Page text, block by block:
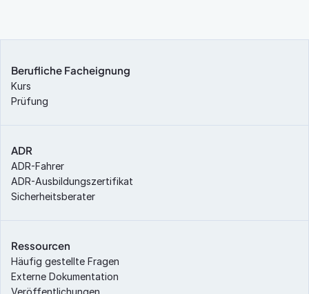
Berufliche Facheignung
Kurs
Prüfung
ADR
ADR-Fahrer
ADR-Ausbildungszertifikat
Sicherheitsberater
Ressourcen
Häufig gestellte Fragen
Externe Dokumentation
Veröffentlichungen